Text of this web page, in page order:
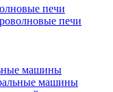
печи
печи
машины
машины